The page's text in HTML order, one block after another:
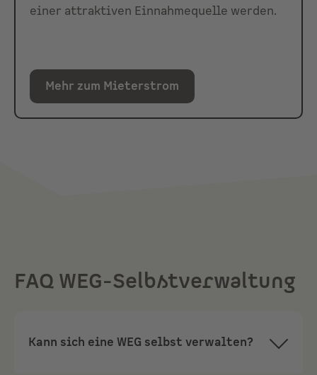
einer attraktiven Einnahmequelle werden.
Mehr zum Mieterstrom
FAQ WEG-Selbstverwaltung
Kann sich eine WEG selbst verwalten?